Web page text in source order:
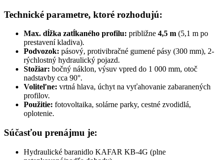
Technické parametre, ktoré rozhodujú:
Max. dĺžka zatĺkaného profilu: približne 4,5 m (5,1 m po
prestavení kladiva).
Podvozok: pásový, protivibračné gumené pásy (300 mm), 2-
rýchlostný hydraulický pojazd.
Stožiar: bočný náklon, výsuv vpred do 1 000 mm, otoč
nadstavby cca 90°.
Voliteľne: vrtná hlava, úchyt na vyťahovanie zabaranených
profilov.
Použitie: fotovoltaika, solárne parky, cestné zvodidlá,
oplotenie.
Súčasťou prenájmu je:
Hydraulické baranidlo KAFAR KB-4G (plne